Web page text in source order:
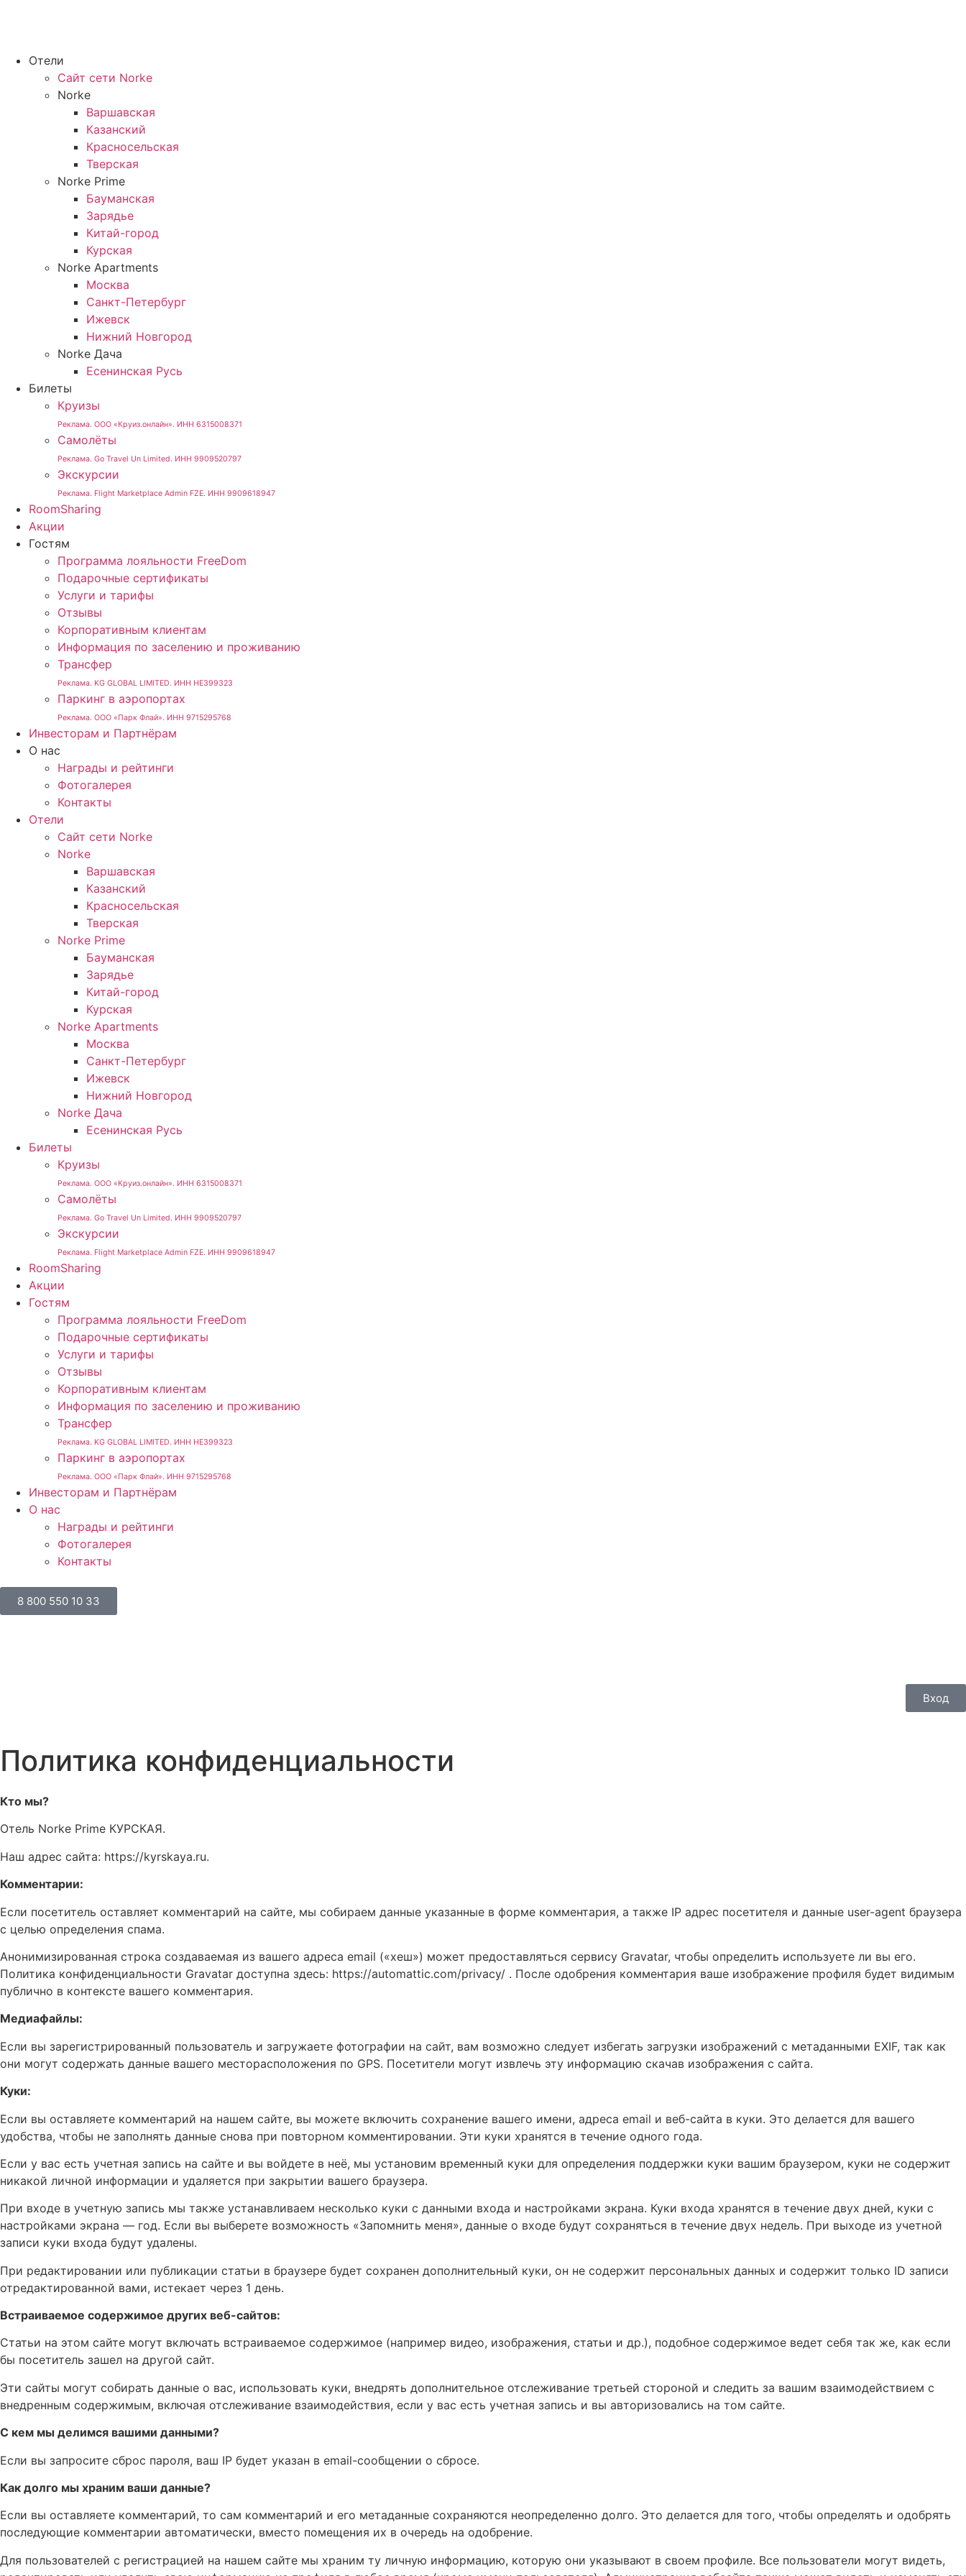
Отели
Сайт сети Norke
Norke
Варшавская
Казанский
Красносельская
Тверская
Norke Prime
Бауманская
Зарядье
Китай-город
Курская
Norke Apartments
Москва
Санкт-Петербург
Ижевск
Нижний Новгород
Norke Дача
Есенинская Русь
Билеты
Круизы
Реклама. ООО «Круиз.онлайн». ИНН 6315008371
Самолёты
Реклама. Go Travel Un Limited. ИНН 9909520797
Экскурсии
Реклама. Flight Marketplace Admin FZE. ИНН 9909618947
RoomSharing
Акции
Гостям
Программа лояльности FreeDom
Подарочные сертификаты
Услуги и тарифы
Отзывы
Корпоративным клиентам
Информация по заселению и проживанию
Трансфер
Реклама. KG GLOBAL LIMITED. ИНН HE399323
Паркинг в аэропортах
Реклама. ООО «Парк Флай». ИНН 9715295768
Инвесторам и Партнёрам
О нас
Награды и рейтинги
Фотогалерея
Контакты
Отели
Сайт сети Norke
Norke
Варшавская
Казанский
Красносельская
Тверская
Norke Prime
Бауманская
Зарядье
Китай-город
Курская
Norke Apartments
Москва
Санкт-Петербург
Ижевск
Нижний Новгород
Norke Дача
Есенинская Русь
Билеты
Круизы
Реклама. ООО «Круиз.онлайн». ИНН 6315008371
Самолёты
Реклама. Go Travel Un Limited. ИНН 9909520797
Экскурсии
Реклама. Flight Marketplace Admin FZE. ИНН 9909618947
RoomSharing
Акции
Гостям
Программа лояльности FreeDom
Подарочные сертификаты
Услуги и тарифы
Отзывы
Корпоративным клиентам
Информация по заселению и проживанию
Трансфер
Реклама. KG GLOBAL LIMITED. ИНН HE399323
Паркинг в аэропортах
Реклама. ООО «Парк Флай». ИНН 9715295768
Инвесторам и Партнёрам
О нас
Награды и рейтинги
Фотогалерея
Контакты
8 800 550 10 33
Вход
Политика конфиденциальности
Кто мы?
Отель Norke Prime КУРСКАЯ.
Наш адрес сайта: https://kyrskaya.ru.
Комментарии:
Если посетитель оставляет комментарий на сайте, мы собираем данные указанные в форме комментария, а также IP адрес посетителя и данные user-agent браузера
с целью определения спама.
Анонимизированная строка создаваемая из вашего адреса email («хеш») может предоставляться сервису Gravatar, чтобы определить используете ли вы его.
Политика конфиденциальности Gravatar доступна здесь: https://automattic.com/privacy/ . После одобрения комментария ваше изображение профиля будет видимым
публично в контексте вашего комментария.
Медиафайлы:
Если вы зарегистрированный пользователь и загружаете фотографии на сайт, вам возможно следует избегать загрузки изображений с метаданными EXIF, так как
они могут содержать данные вашего месторасположения по GPS. Посетители могут извлечь эту информацию скачав изображения с сайта.
Куки:
Если вы оставляете комментарий на нашем сайте, вы можете включить сохранение вашего имени, адреса email и веб-сайта в куки. Это делается для вашего
удобства, чтобы не заполнять данные снова при повторном комментировании. Эти куки хранятся в течение одного года.
Если у вас есть учетная запись на сайте и вы войдете в неё, мы установим временный куки для определения поддержки куки вашим браузером, куки не содержит
никакой личной информации и удаляется при закрытии вашего браузера.
При входе в учетную запись мы также устанавливаем несколько куки с данными входа и настройками экрана. Куки входа хранятся в течение двух дней, куки с
настройками экрана — год. Если вы выберете возможность «Запомнить меня», данные о входе будут сохраняться в течение двух недель. При выходе из учетной
записи куки входа будут удалены.
При редактировании или публикации статьи в браузере будет сохранен дополнительный куки, он не содержит персональных данных и содержит только ID записи
отредактированной вами, истекает через 1 день.
Встраиваемое содержимое других веб-сайтов:
Статьи на этом сайте могут включать встраиваемое содержимое (например видео, изображения, статьи и др.), подобное содержимое ведет себя так же, как если
бы посетитель зашел на другой сайт.
Эти сайты могут собирать данные о вас, использовать куки, внедрять дополнительное отслеживание третьей стороной и следить за вашим взаимодействием с
внедренным содержимым, включая отслеживание взаимодействия, если у вас есть учетная запись и вы авторизовались на том сайте.
С кем мы делимся вашими данными?
Если вы запросите сброс пароля, ваш IP будет указан в email-сообщении о сбросе.
Как долго мы храним ваши данные?
Если вы оставляете комментарий, то сам комментарий и его метаданные сохраняются неопределенно долго. Это делается для того, чтобы определять и одобрять
последующие комментарии автоматически, вместо помещения их в очередь на одобрение.
Для пользователей с регистрацией на нашем сайте мы храним ту личную информацию, которую они указывают в своем профиле. Все пользователи могут видеть,